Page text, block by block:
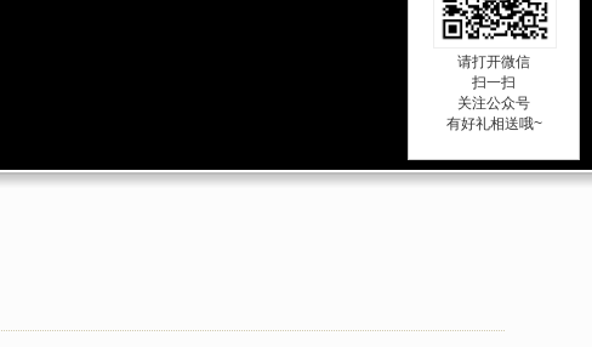
请打开微信
扫一扫
关注公众号
有好礼相送哦~